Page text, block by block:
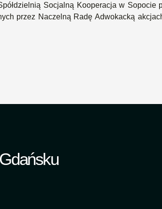
Socjalną Kooperacja w
przez Naczelną Radę Adwokacką